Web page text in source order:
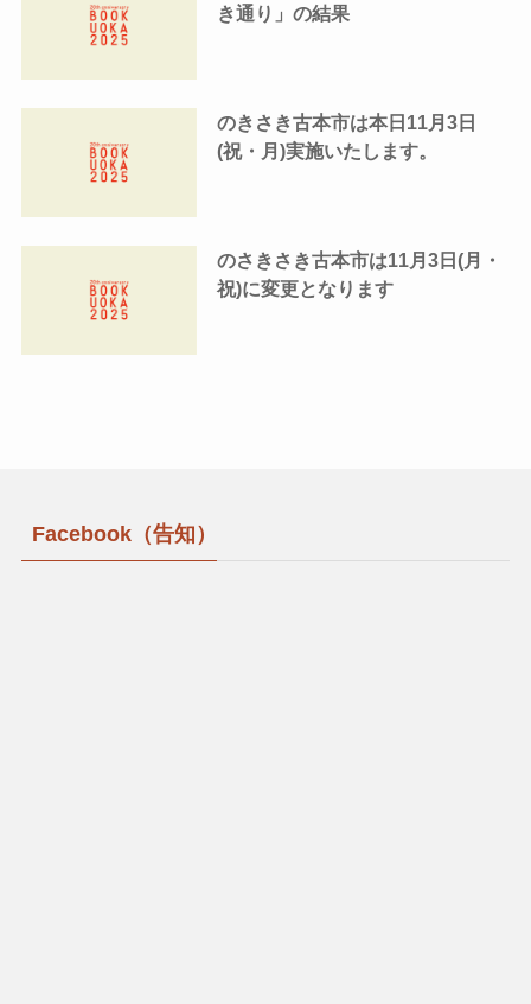
き通り」の結果
のきさき古本市は本日11月3日
(祝・月)実施いたします。
のさきさき古本市は11月3日(月・
祝)に変更となります
Facebook（告知）